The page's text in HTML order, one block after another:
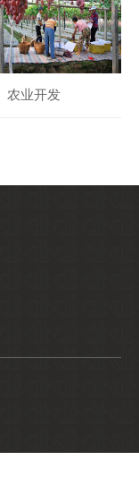
农业开发